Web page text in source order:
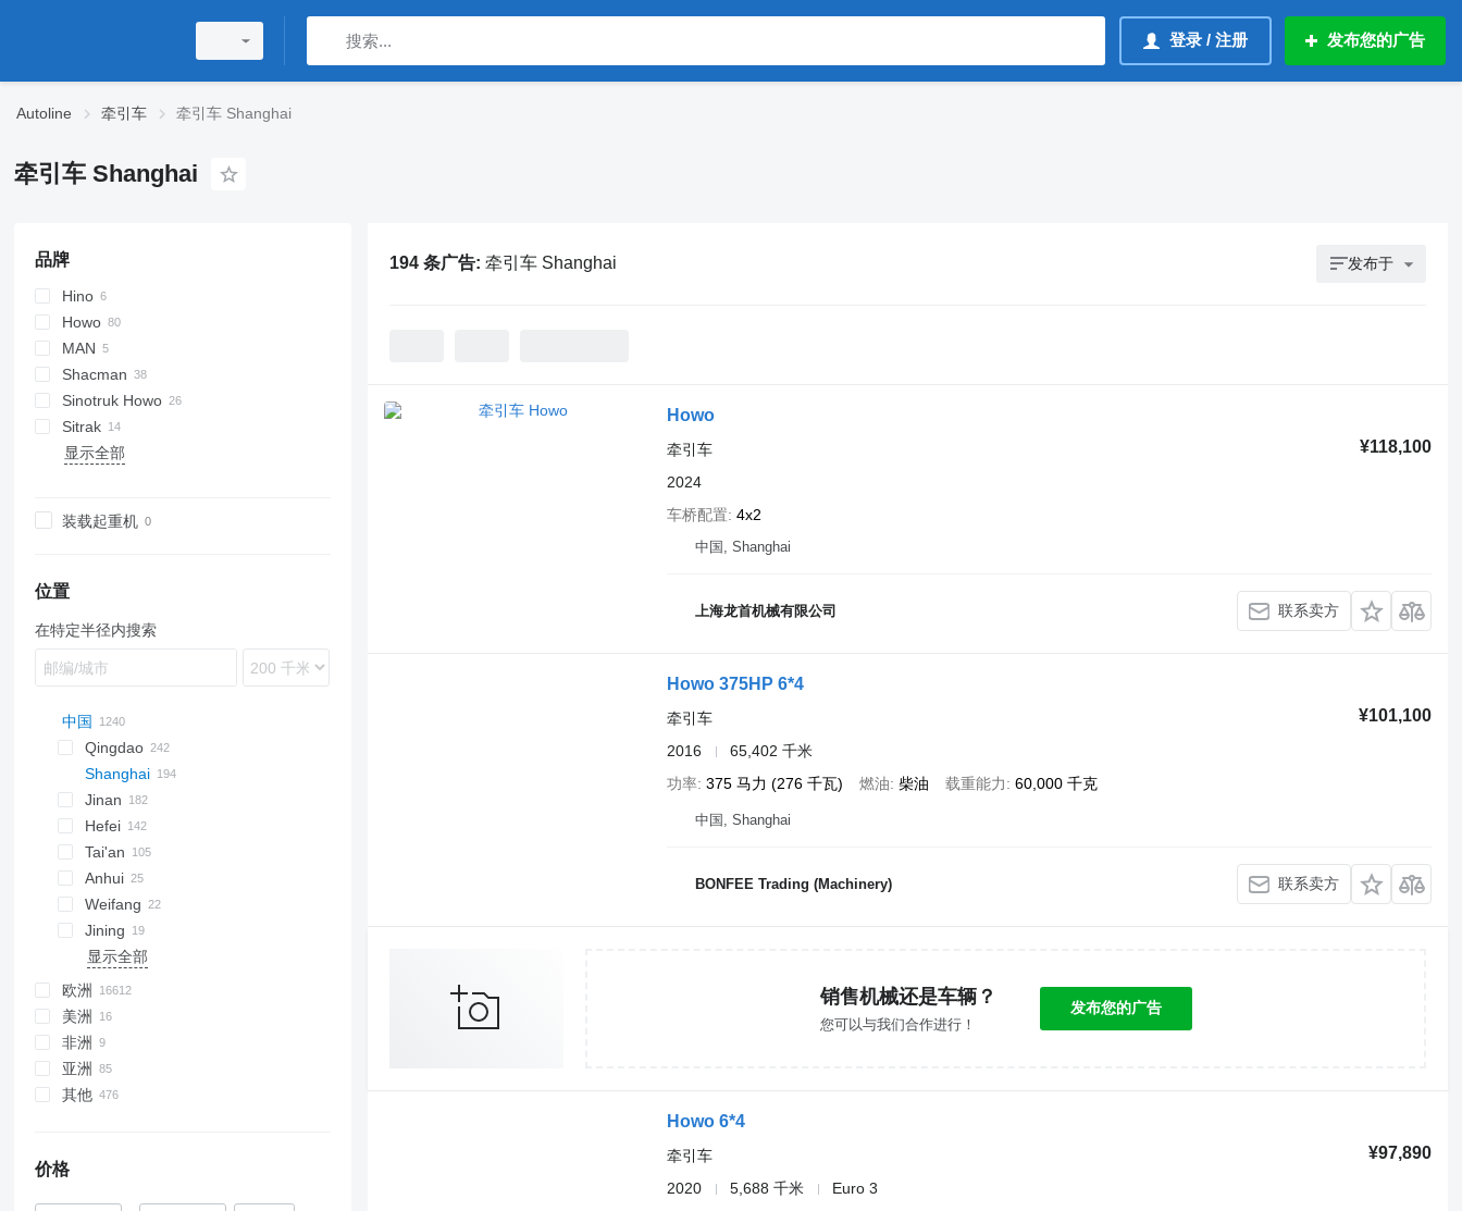
登录 / 注册 发布您的广告
Autoline 牵引车 牵引车 Shanghai
牵引车 Shanghai
品牌
Hino
700
Howo
A-series
MAN
TGX
Actros
G-series
Shacman
F3000
M3000
X3000
Sinotruk Howo
371
NX
Sitrak
C7H
显示全部
装载起重机
位置
在特定半径内搜索
中国
Qingdao
Shanghai
Jinan
Hefei
Tai'an
Anhui
Weifang
Jining
显示全部
欧洲
比利时
美洲
非洲
尼日利亚
亚洲
阿拉伯联合酋长国
其他
价格
194 条广告: 牵引车 Shanghai 发布于
Howo
¥118,100
牵引车
2024
车桥配置 4x2
中国, Shanghai
上海龙首机械有限公司 联系卖方
Howo 375HP 6*4
¥101,100
牵引车
2016
65,402 千米
功率 375 马力 (276 千瓦) 燃油 柴油 载重能力 60,000 千克
中国, Shanghai
BONFEE Trading (Machinery) 联系卖方
销售机械还是车辆？
您可以与我们合作进行！
发布您的广告
Howo 6*4
¥97,890
牵引车
2020
5,688 千米
Euro 3